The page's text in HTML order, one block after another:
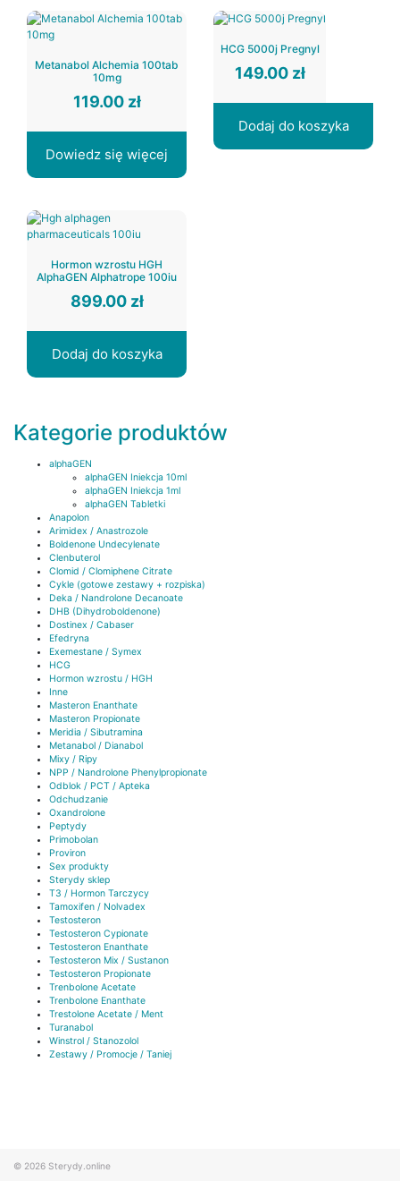
Metanabol Alchemia 100tab
10mg
119.00 zł
Dowiedz się więcej
HCG 5000j Pregnyl
149.00 zł
Dodaj do koszyka
Hormon wzrostu HGH
AlphaGEN Alphatrope 100iu
899.00 zł
Dodaj do koszyka
Kategorie produktów
alphaGEN
alphaGEN Iniekcja 10ml
alphaGEN Iniekcja 1ml
alphaGEN Tabletki
Anapolon
Arimidex / Anastrozole
Boldenone Undecylenate
Clenbuterol
Clomid / Clomiphene Citrate
Cykle (gotowe zestawy + rozpiska)
Deka / Nandrolone Decanoate
DHB (Dihydroboldenone)
Dostinex / Cabaser
Efedryna
Exemestane / Symex
HCG
Hormon wzrostu / HGH
Inne
Masteron Enanthate
Masteron Propionate
Meridia / Sibutramina
Metanabol / Dianabol
Mixy / Ripy
NPP / Nandrolone Phenylpropionate
Odblok / PCT / Apteka
Odchudzanie
Oxandrolone
Peptydy
Primobolan
Proviron
Sex produkty
Sterydy sklep
T3 / Hormon Tarczycy
Tamoxifen / Nolvadex
Testosteron
Testosteron Cypionate
Testosteron Enanthate
Testosteron Mix / Sustanon
Testosteron Propionate
Trenbolone Acetate
Trenbolone Enanthate
Trestolone Acetate / Ment
Turanabol
Winstrol / Stanozolol
Zestawy / Promocje / Taniej
© 2026 Sterydy.online